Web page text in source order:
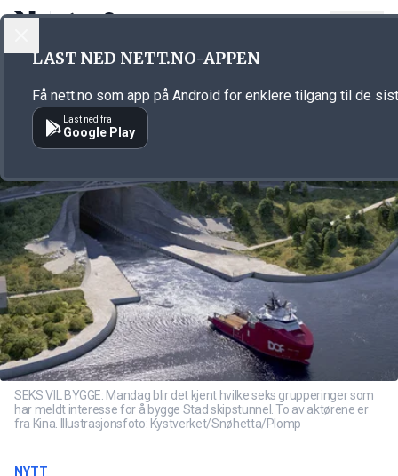
Annonsørinnhold
SEKS VIL BYGGE: Mandag blir det kjent hvilke seks grupperinger som
har meldt interesse for å bygge Stad skipstunnel. To av aktørene er
fra Kina. Illustrasjonsfoto: Kystverket/Snøhetta/Plomp
NYTT
LAST NED NETT.NO-APPEN
Få nett.no som app på Android for enklere tilgang til de
Last ned fra
Google Play